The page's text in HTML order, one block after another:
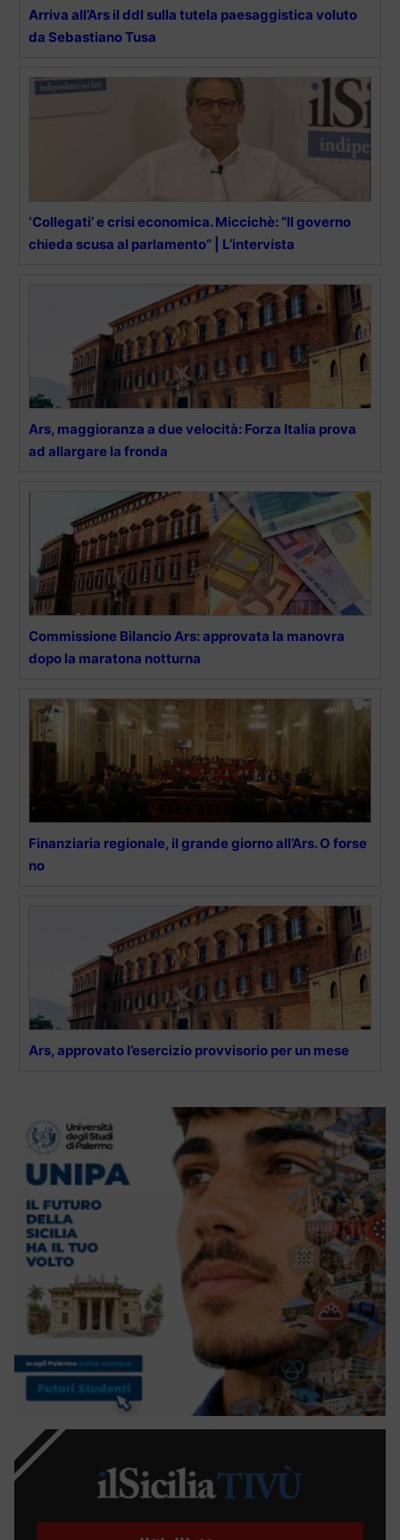
Arriva all’Ars il ddl sulla tutela paesaggistica voluto
da Sebastiano Tusa
‘Collegati’ e crisi economica. Miccichè: “Il governo
chieda scusa al parlamento” | L’intervista
Ars, maggioranza a due velocità: Forza Italia prova
ad allargare la fronda
Commissione Bilancio Ars: approvata la manovra
dopo la maratona notturna
Finanziaria regionale, il grande giorno all’Ars. O forse
no
Ars, approvato l’esercizio provvisorio per un mese